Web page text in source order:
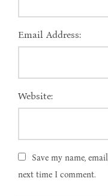
Email Address:
Website:
Save my name,
next time I comment.